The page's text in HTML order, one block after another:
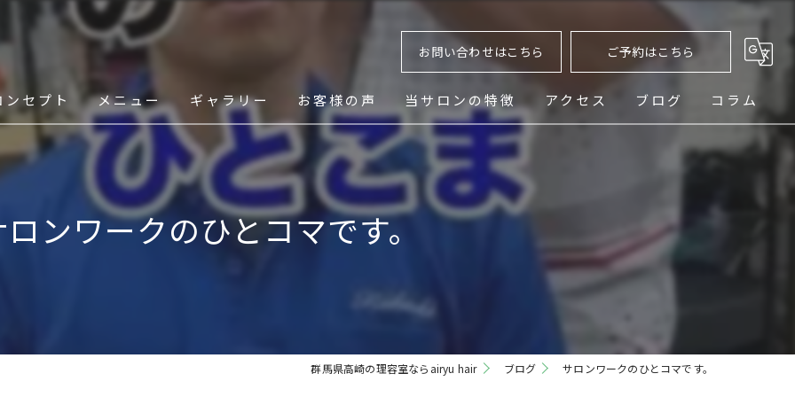
お問い合わせはこちら ご予約はこちら
ンセプト
タッフ
メニュー ギャラリー お客様の声 当サロンの特徴
ヘッドスパ
シェービング
アクセス ブログ コラム
ンワークのひとコマです。
群馬県高崎の理容室ならairyu hair ブログ サロンワークのひとコマです。